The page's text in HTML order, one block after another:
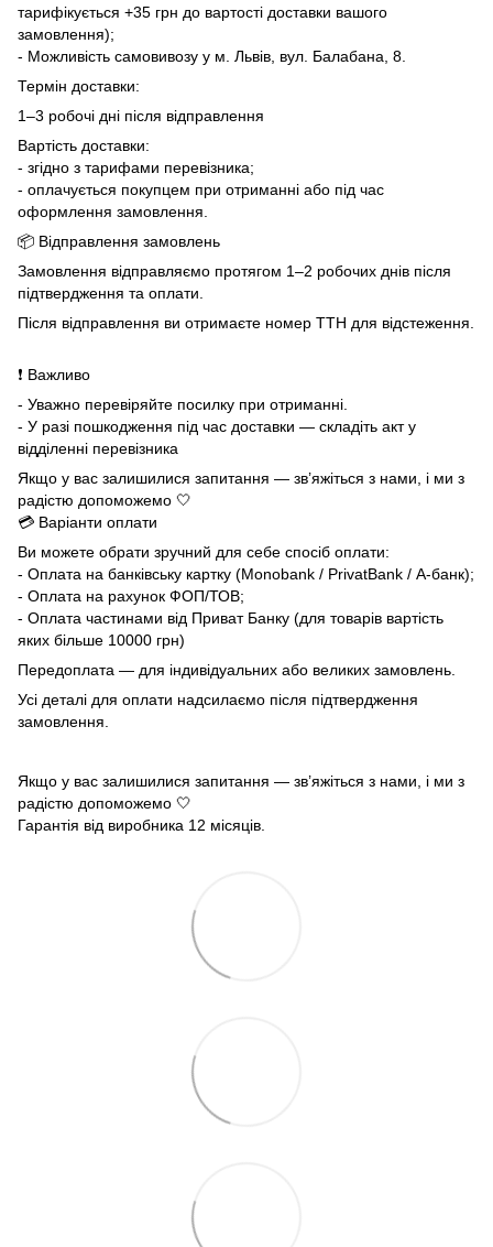
тарифікується +35 грн до вартості доставки вашого
замовлення);
- Можливість самовивозу у м. Львів, вул. Балабана, 8.
Термін доставки:
1–3 робочі дні після відправлення
Вартість доставки:
- згідно з тарифами перевізника;
- оплачується покупцем при отриманні або під час
оформлення замовлення.
📦 Відправлення замовлень
Замовлення відправляємо протягом 1–2 робочих днів після
підтвердження та оплати.
Після відправлення ви отримаєте номер ТТН для відстеження.
❗ Важливо
- Уважно перевіряйте посилку при отриманні.
- У разі пошкодження під час доставки — складіть акт у
відділенні перевізника
Якщо у вас залишилися запитання — зв’яжіться з нами, і ми з
радістю допоможемо 🤍
💳 Варіанти оплати
Ви можете обрати зручний для себе спосіб оплати:
- Оплата на банківську картку (Monobank / PrivatBank / А-банк);
- Оплата на рахунок ФОП/ТОВ;
- Оплата частинами від Приват Банку (для товарів вартість
яких більше 10000 грн)
Передоплата — для індивідуальних або великих замовлень.
Усі деталі для оплати надсилаємо після підтвердження
замовлення.
Якщо у вас залишилися запитання — зв’яжіться з нами, і ми з
радістю допоможемо 🤍
Гарантія від виробника 12 місяців.